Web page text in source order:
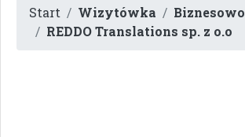
Start Wizytówka
Biznesowo
REDDO Translations sp. z o.o